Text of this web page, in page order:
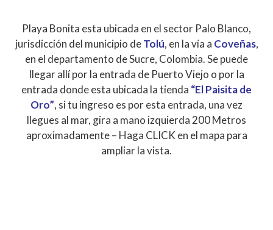
Playa Bonita esta ubicada en el sector Palo Blanco,
jurisdicción del municipio deTolú, en la vía a Coveñas,
en el departamento de Sucre, Colombia. Se puede
llegar allí por la entrada de Puerto Viejo o por la
entrada donde esta ubicada la tienda “El Paisita de
Oro”, si tu ingreso es por esta entrada, una vez
llegues al mar, gira a mano izquierda 200 Metros
aproximadamente – Haga CLICK en el mapa para
ampliar la vista.